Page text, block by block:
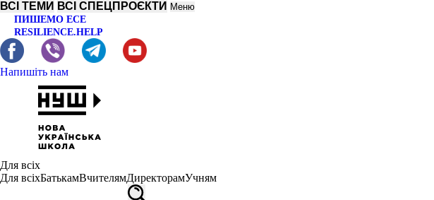
ВСІ ТЕМИ ВСІ СПЕЦПРОЄКТИ Меню
ПИШЕМО ЕСЕ
RESILIENCE.HELP
Напишіть нам
Для всіх
Для всіхБатькамВчителямДиректорамУчням